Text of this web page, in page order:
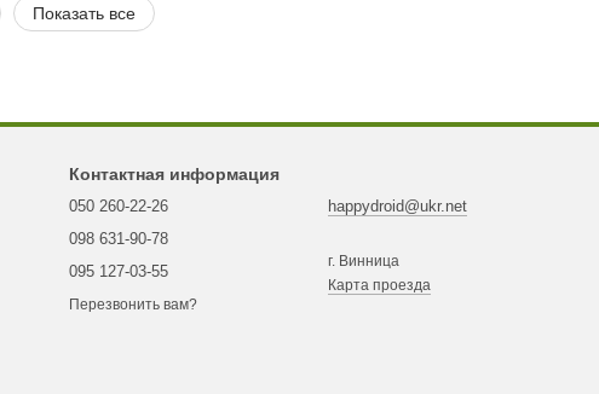
Показать все
Контактная информация
050 260-22-26
098 631-90-78
095 127-03-55
Перезвонить вам?
happydroid@ukr.net
г. Винница
Карта проезда